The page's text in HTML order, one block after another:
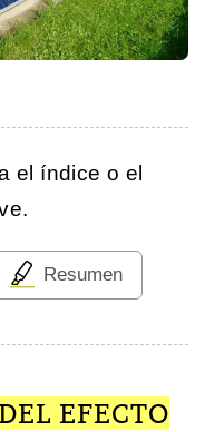
el índice o el
Resumen
EFECTO